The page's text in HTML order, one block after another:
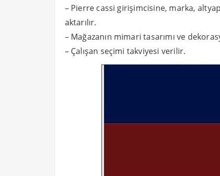
– Pierre cassi girişimcisine, marka,
aktarılır.
– Mağazanın mimari tasarımı ve
– Çalışan seçimi takviyesi verilir.